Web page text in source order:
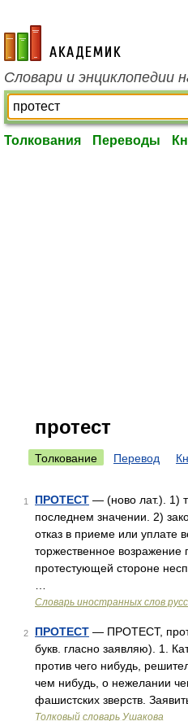
academic.ru
Словари и энциклопедии
Толкования Переводы
протест
Толкование Перевод
1 ПРОТЕСТ — (ново лат.). 1)
последнем значении. 2)
отказ в приеме или уплате
торжественное возражение
протестующей стороне
Словарь иностранных слов
2 ПРОТЕСТ — ПРОТЕСТ,
букв. гласно заявляю). 1.
против чего нибудь,
чем нибудь, о нежелании
фашистских зверств.
Толковый словарь Ушакова